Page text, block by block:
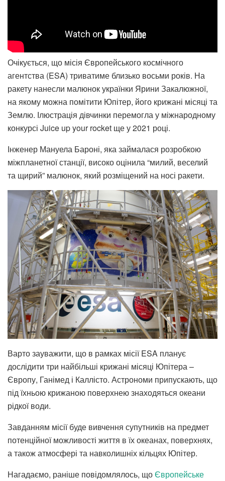
Очікується, що місія Європейського космічного
агентства (ESA) триватиме близько восьми років. На
ракету нанесли малюнок українки Ярини Закалюжної,
на якому можна помітити Юпітер, його крижані місяці та
Землю. Ілюстрація дівчинки перемогла у міжнародному
конкурсі Juice up your rocket ще у 2021 році.
Інженер Мануела Бароні, яка займалася розробкою
міжпланетної станції, високо оцінила “милий, веселий
та щирий” малюнок, який розміщений на носі ракети.
Варто зауважити, що в рамках місії ESA планує
дослідити три найбільші крижані місяці Юпітера –
Європу, Ганімед і Каллісто. Астрономи припускають, що
під їхньою крижаною поверхнею знаходяться океани
рідкої води.
Завданням місії буде вивчення супутників на предмет
потенційної можливості життя в їх океанах, поверхнях,
а також атмосфері та навколишніх кільцях Юпітер.
Нагадаємо, раніше повідомлялось, щоЄвропейське